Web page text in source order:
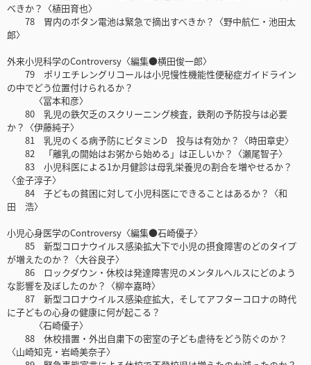
べきか？〈植田育也〉
78 胃内のボタン電池は緊急で摘出すべきか？〈野中航仁・池田太
郎〉
外来小児科学のControversy〈編集●横田俊一郎〉
79 ポリエチレングリコールは小児慢性機能性便秘症ガイドライン
の中でどう位置付けられるか？
〈冨本和彦〉
80 乳児の鉄欠乏のスクリーニング検査，鉄剤の予防投与は必要
か？〈伊藤純子〉
81 乳児のくる病予防にビタミンD 投与は有効か？〈時田章史〉
82 「離乳の開始はお粥から始める」は正しいか？〈瀬尾智子〉
83 小児科医による1か月健診は母乳栄養児の割合を増やせるか？
〈金子淳子〉
84 子どもの貧困に対して小児科医にできることはあるか？〈和
田 浩〉
小児心身医学のControversy〈編集●石崎優子〉
85 新型コロナウイルス感染拡大下で小児の摂食障害のどのタイプ
が増えたのか？〈大谷良子〉
86 ロックダウン・休校は発達障害児のメンタルヘルスにどのよう
な影響を及ぼしたのか？〈柳夲嘉時〉
87 新型コロナウイルス感染症拡大，そしてアフターコロナの時代
に子どもの心身の健康に何が起こる？
〈石崎優子〉
88 休校措置・外出自粛下の密室の子ども虐待をどう防ぐのか？
〈山崎知克・岩崎美奈子〉